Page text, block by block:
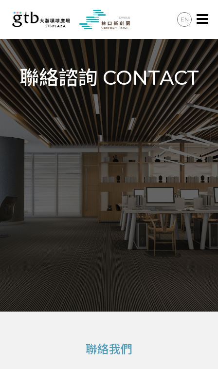
辦公會議
住宿住宅
美食購物
共享空間
最新消息
加入會員
聯絡諮詢
交通資訊
EN
聯絡諮詢 CONTACT
聯絡我們